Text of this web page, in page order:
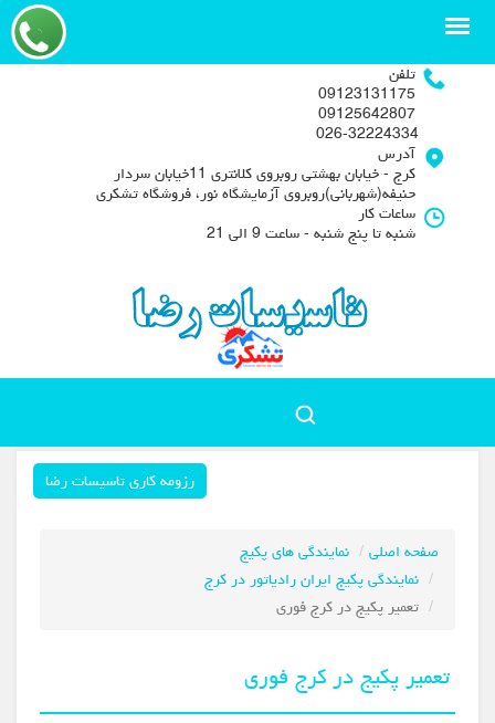
تلفن
09123131175
09125642807
آدرس
کرج - خیابان بهشتی روبروی کلانتری 11خیابان سردار
حنیفه(شهربانی)روبروی آزمایشگاه نور، فروشگاه تشکری
ساعات کار
شنبه تا پنج شنبه - ساعت 9 الی 21
رزومه کاری تاسیسات رضا
صفحه اصلی
نمایندگی های پکیج
نمایندگی پکیج ایران رادیاتور در کرج
تعمیر پکیج در کرج فوری
تعمیر پکیج در کرج فوری